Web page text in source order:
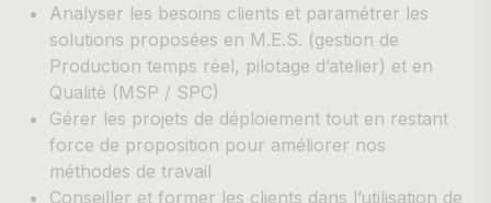
Analyser les besoins clients et paramétrer les
solutions proposées en M.E.S. (gestion de
Production temps réel, pilotage d’atelier) et en
Qualité (MSP / SPC)
Gérer les projets de déploiement tout en restant
force de proposition pour améliorer nos
méthodes de travail
Conseiller et former les clients dans l’utilisation de